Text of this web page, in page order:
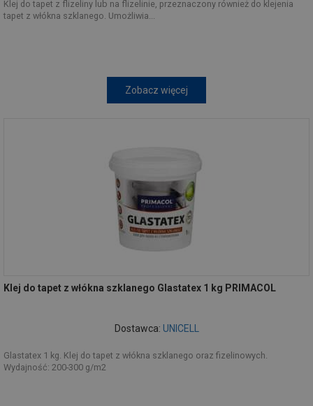
Klej do tapet z flizeliny lub na flizelinie, przeznaczony również do klejenia
tapet z włókna szklanego. Umożliwia...
Zobacz więcej
Klej do tapet z włókna szklanego Glastatex 1 kg PRIMACOL
Dostawca: UNICELL
Glastatex 1 kg. Klej do tapet z włókna szklanego oraz fizelinowych.
Wydajność: 200-300 g/m2